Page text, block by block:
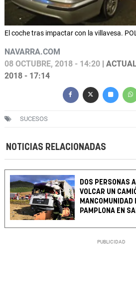
El coche tras impactar con la villavesa.
NAVARRA.COM
08 OCTUBRE, 2018 - 14:20 |
2018 - 17:14
SUCESOS
NOTICIAS RELACIONADAS
DOS PERSONAS
VOLCAR UN
MANCOMUNIDAD
PAMPLONA EN